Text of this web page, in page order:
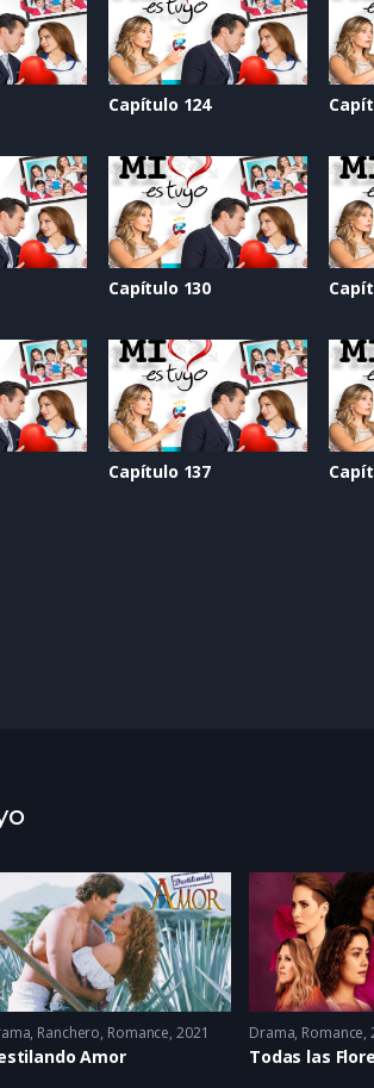
Capítulo 124
Capítulo 130
Capítulo 137
, Ranchero, Romance 2021
Amor
Drama, Romance
Todas las